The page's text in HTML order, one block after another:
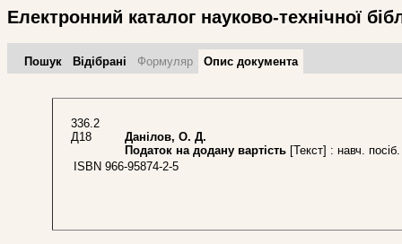
Електронний каталог науково-технічної
Пошук Відібрані Формуляр Опис документа
336.2
Д18
Данілов, О. Д.
Податок на додану вартість [Текст] : навч.
ISBN 966-95874-2-5